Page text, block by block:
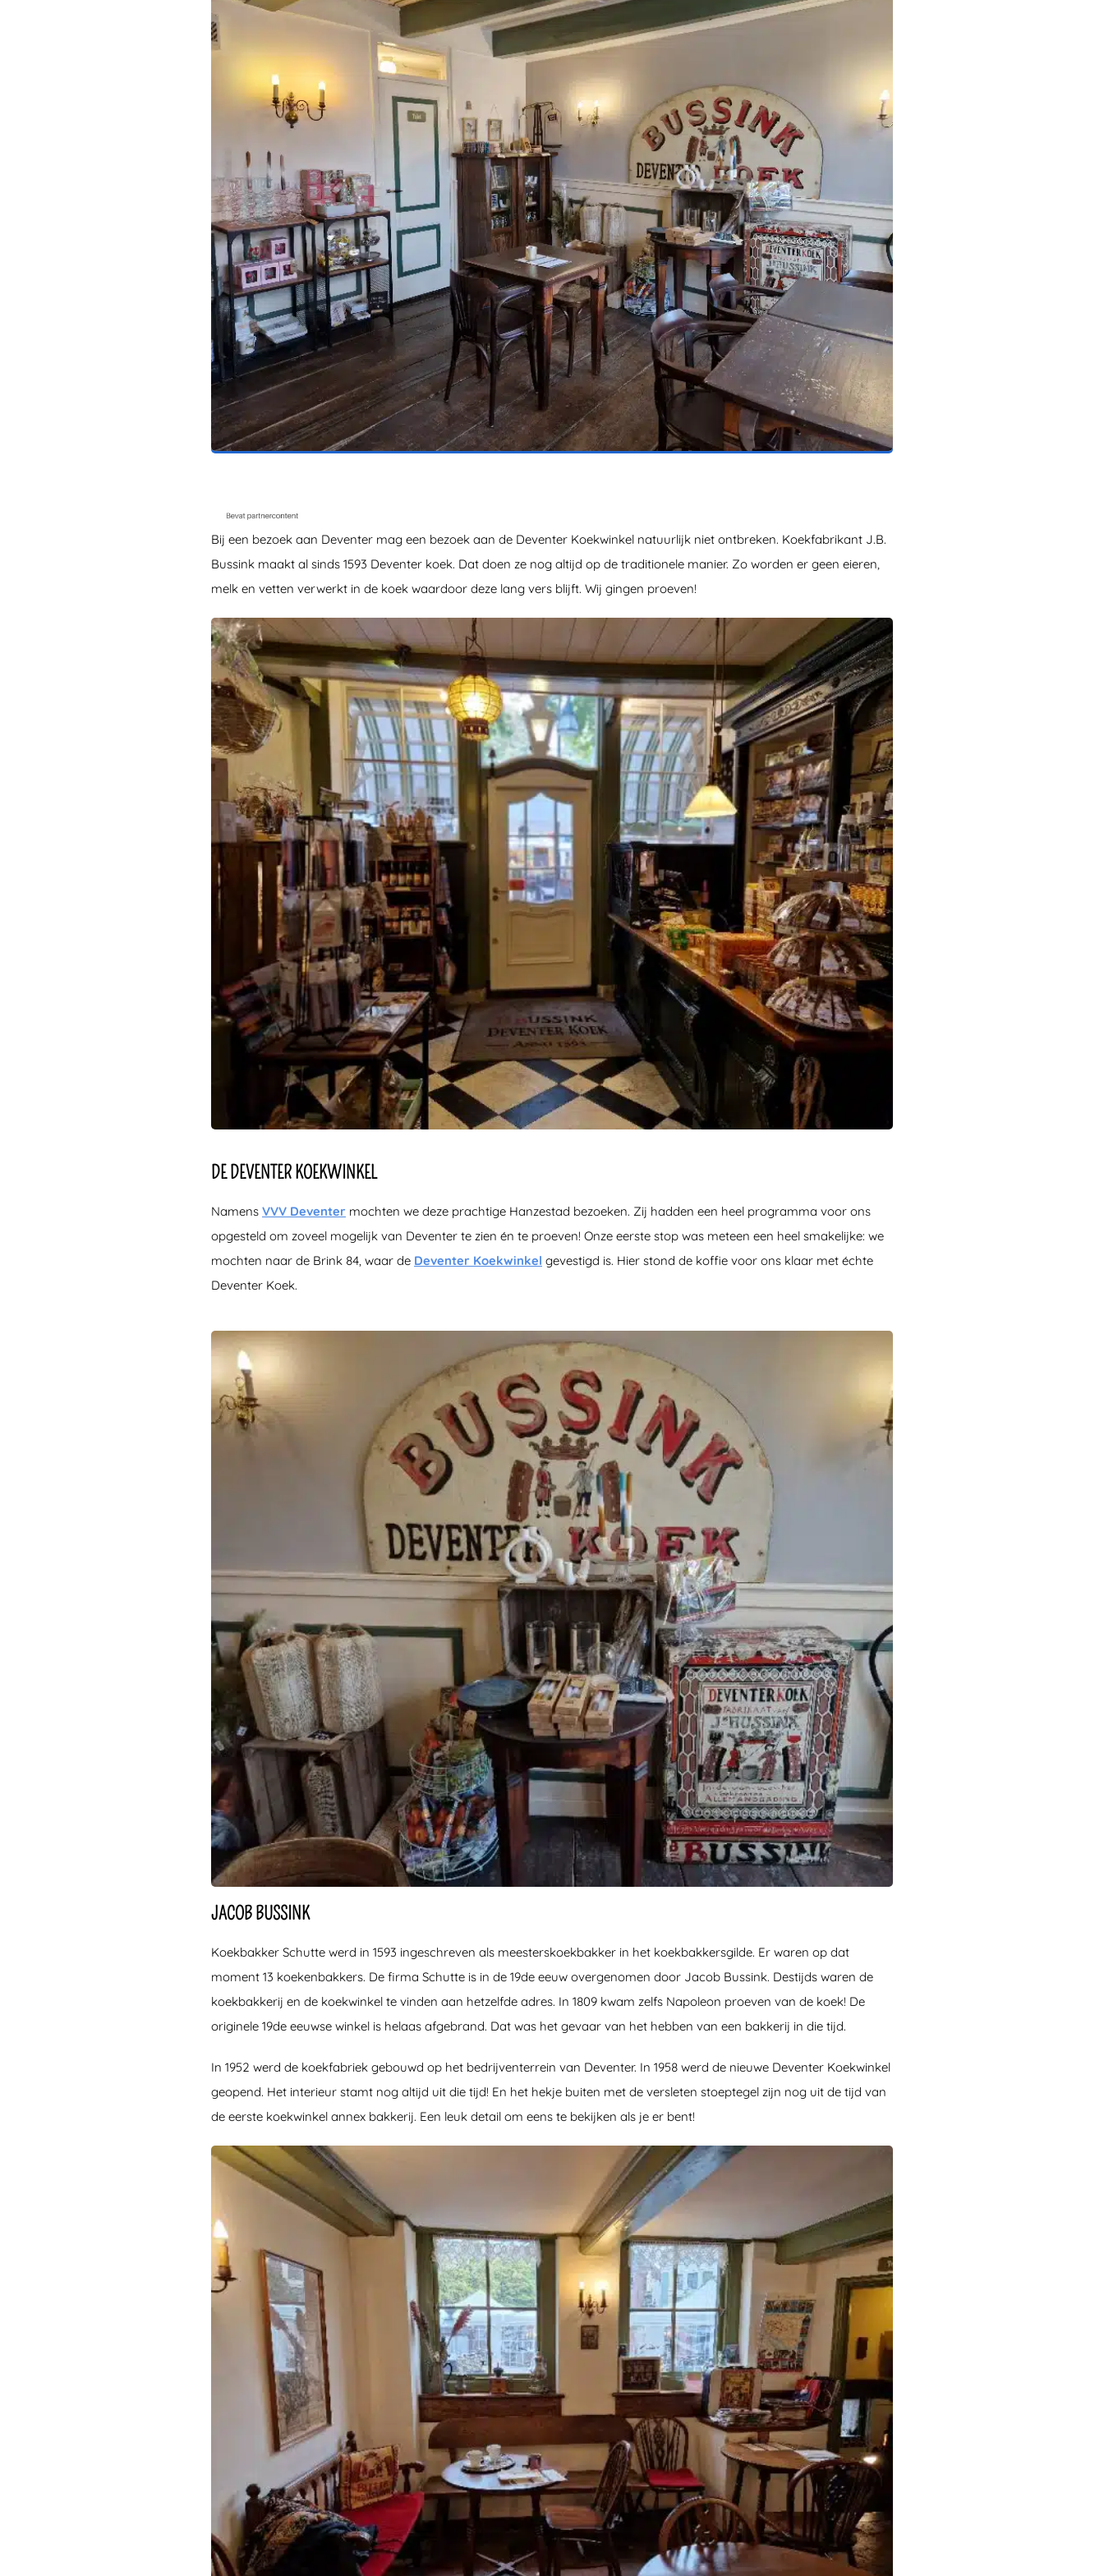
Bij een bezoek aan Deventer mag een bezoek aan de Deventer Koekwinkel natuurlijk niet ontbreken. Koekfabrikant J.B.
Bussink maakt al sinds 1593 Deventer koek. Dat doen ze nog altijd op de traditionele manier. Zo worden er geen eieren,
melk en vetten verwerkt in de koek waardoor deze lang vers blijft. Wij gingen proeven!
DE DEVENTER KOEKWINKEL
Namens VVV Deventer mochten we deze prachtige Hanzestad bezoeken. Zij hadden een heel programma voor ons
opgesteld om zoveel mogelijk van Deventer te zien én te proeven! Onze eerste stop was meteen een heel smakelijke: we
mochten naar de Brink 84, waar de Deventer Koekwinkel gevestigd is. Hier stond de koffie voor ons klaar met échte
Deventer Koek.
JACOB BUSSINK
Koekbakker Schutte werd in 1593 ingeschreven als meesterskoekbakker in het koekbakkersgilde. Er waren op dat
moment 13 koekenbakkers. De firma Schutte is in de 19de eeuw overgenomen door Jacob Bussink. Destijds waren de
koekbakkerij en de koekwinkel te vinden aan hetzelfde adres. In 1809 kwam zelfs Napoleon proeven van de koek! De
originele 19de eeuwse winkel is helaas afgebrand. Dat was het gevaar van het hebben van een bakkerij in die tijd.
In 1952 werd de koekfabriek gebouwd op het bedrijventerrein van Deventer. In 1958 werd de nieuwe Deventer Koekwinkel
geopend. Het interieur stamt nog altijd uit die tijd! En het hekje buiten met de versleten stoeptegel zijn nog uit de tijd van
de eerste koekwinkel annex bakkerij. Een leuk detail om eens te bekijken als je er bent!